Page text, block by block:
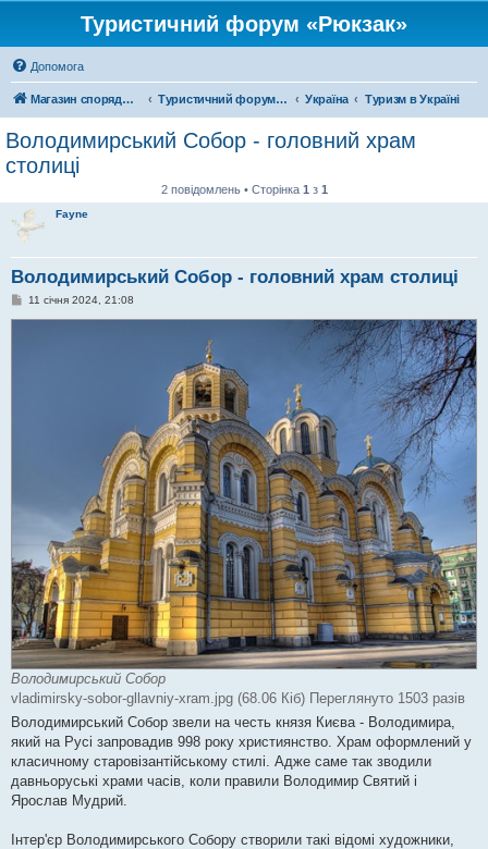
Туристичний форум «Рюкзак»
Допомога
Магазин спорядження Туристичний форум «Рюкзак» Україна Туризм в Україні
Володимирський Собор - головний храм
столиці
2 повідомлень • Сторінка 1 з 1
Fayne
Володимирський Собор - головний храм столиці
П11 січня 2024, 21:08
Володимирський Собор
vladimirsky-sobor-gllavniy-xram.jpg (68.06 Кіб) Переглянуто 1503 разів
Володимирський Собор звели на честь князя Києва - Володимира,
який на Русі запровадив 998 року християнство. Храм оформлений у
класичному старовізантійському стилі. Адже саме так зводили
давньоруські храми часів, коли правили Володимир Святий і
Ярослав Мудрий.
Інтер'єр Володимирського Собору створили такі відомі художники,